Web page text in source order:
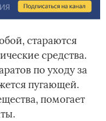
стараются
средства.
по уходу за
пугающей.
помогает